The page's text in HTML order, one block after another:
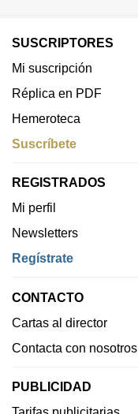
SUSCRIPTORES
Mi suscripción
Réplica en PDF
Hemeroteca
Suscríbete
REGISTRADOS
Mi perfil
Newsletters
Regístrate
CONTACTO
Cartas al director
Contacta con nosotros
PUBLICIDAD